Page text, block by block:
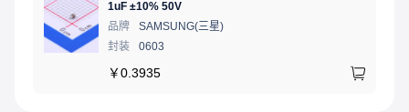
1uF ±10% 50V
品牌
SAMSUNG(三星)
封装
0603
￥0.3935